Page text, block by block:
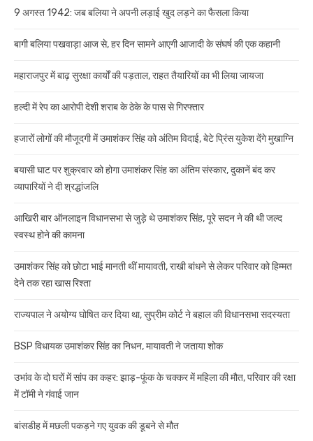
9 अगस्त 1942: जब बलिया ने अपनी लड़ाई खुद लड़ने का फैसला किया
बागी बलिया पखवाड़ा आज से, हर दिन सामने आएगी आजादी के संघर्ष की एक कहानी
महाराजपुर में बाढ़ सुरक्षा कार्यों की पड़ताल, राहत तैयारियों का भी लिया जायजा
हल्दी में रेप का आरोपी देशी शराब के ठेके के पास से गिरफ्तार
हजारों लोगों की मौजूदगी में उमाशंकर सिंह को अंतिम विदाई, बेटे प्रिंस युकेश देंगे मुखाग्नि
बयासी घाट पर शुक्रवार को होगा उमाशंकर सिंह का अंतिम संस्कार, दुकानें बंद कर
व्यापारियों ने दी श्रद्धांजलि
आखिरी बार ऑनलाइन विधानसभा से जुड़े थे उमाशंकर सिंह, पूरे सदन ने की थी जल्द
स्वस्थ होने की कामना
उमाशंकर सिंह को छोटा भाई मानती थीं मायावती, राखी बांधने से लेकर परिवार को हिम्मत
देने तक रहा खास रिश्ता
राज्यपाल ने अयोग्य घोषित कर दिया था, सुप्रीम कोर्ट ने बहाल की विधानसभा सदस्यता
BSP विधायक उमाशंकर सिंह का निधन, मायावती ने जताया शोक
उभांव के दो घरों में सांप का कहर: झाड़-फूंक के चक्कर में महिला की मौत, परिवार की रक्षा
में टॉमी ने गंवाई जान
बांसडीह में मछली पकड़ने गए युवक की डूबने से मौत